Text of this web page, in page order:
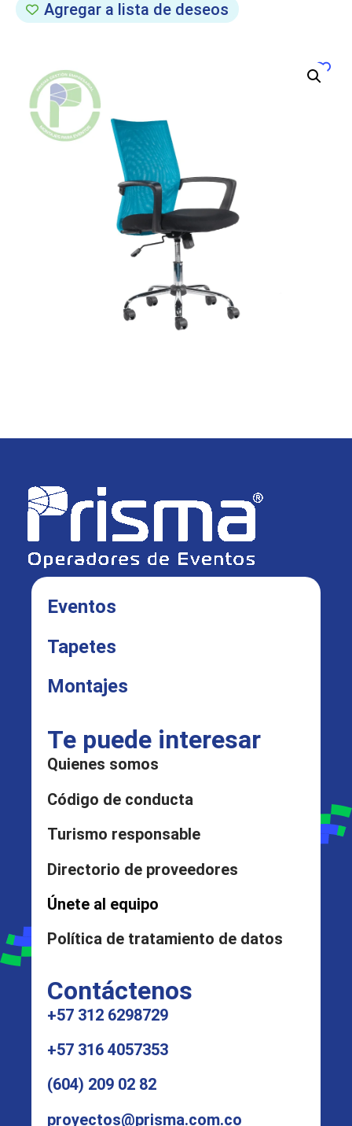
Agregar a lista de deseos
Eventos
Tapetes
Montajes
Te puede interesar
Quienes somos
Código de conducta
Turismo responsable
Directorio de proveedores
Únete al equipo
Política de tratamiento de datos
Contáctenos
+57 312 6298729
+57 316 4057353
(604) 209 02 82
proyectos@prisma.com.co